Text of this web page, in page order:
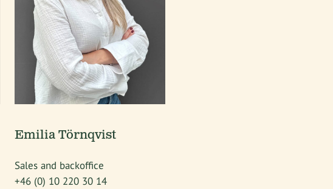
Emilia Törnqvist
Sales and backoffice
+46 (0) 10 220 30 14